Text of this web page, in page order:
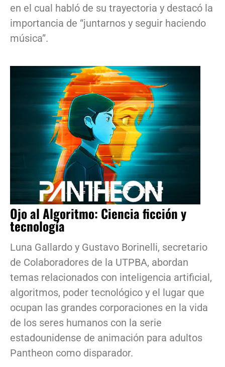
en el cual habló de su trayectoria y destacó la
importancia de “juntarnos y seguir haciendo
música”.
Ojo al Algoritmo: Ciencia ficción y
tecnología
Luna Gallardo y Gustavo Borinelli, secretario
de Colaboradores de la UTPBA, abordan
temas relacionados con inteligencia artificial,
algoritmos, poder tecnológico y el lugar que
ocupan las grandes corporaciones en la vida
de los seres humanos con la serie
estadounidense de animación para adultos
Pantheon como disparador.